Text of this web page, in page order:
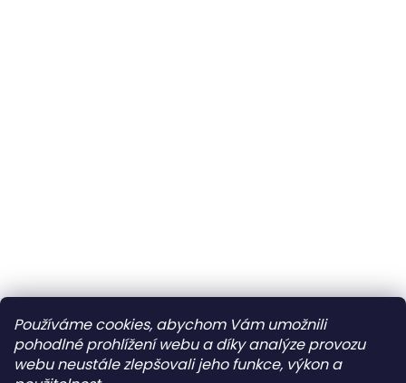
Používáme cookies, abychom Vám umožnili
pohodlné prohlížení webu a díky analýze provozu
webu neustále zlepšovali jeho funkce, výkon a